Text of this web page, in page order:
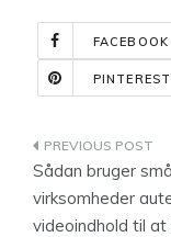
FACEBOOK
PINTEREST
Sådan bruger små
virksomheder
videoindhold til at